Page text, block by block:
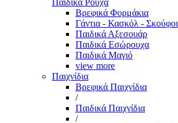
Παιδικά Ρούχα
Βρεφικά Φορμάκια
Γάντια - Κασκόλ - Σκούφοι
Παιδικά Αξεσουάρ
Παιδικά Εσώρουχα
Παιδικά Μαγιό
view more
Παιχνίδια
Βρεφικά Παιχνίδια
/
Παιδικά Παιχνίδια
/